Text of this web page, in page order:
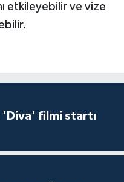
etkileyebilir ve vize
'Diva' filmi startı